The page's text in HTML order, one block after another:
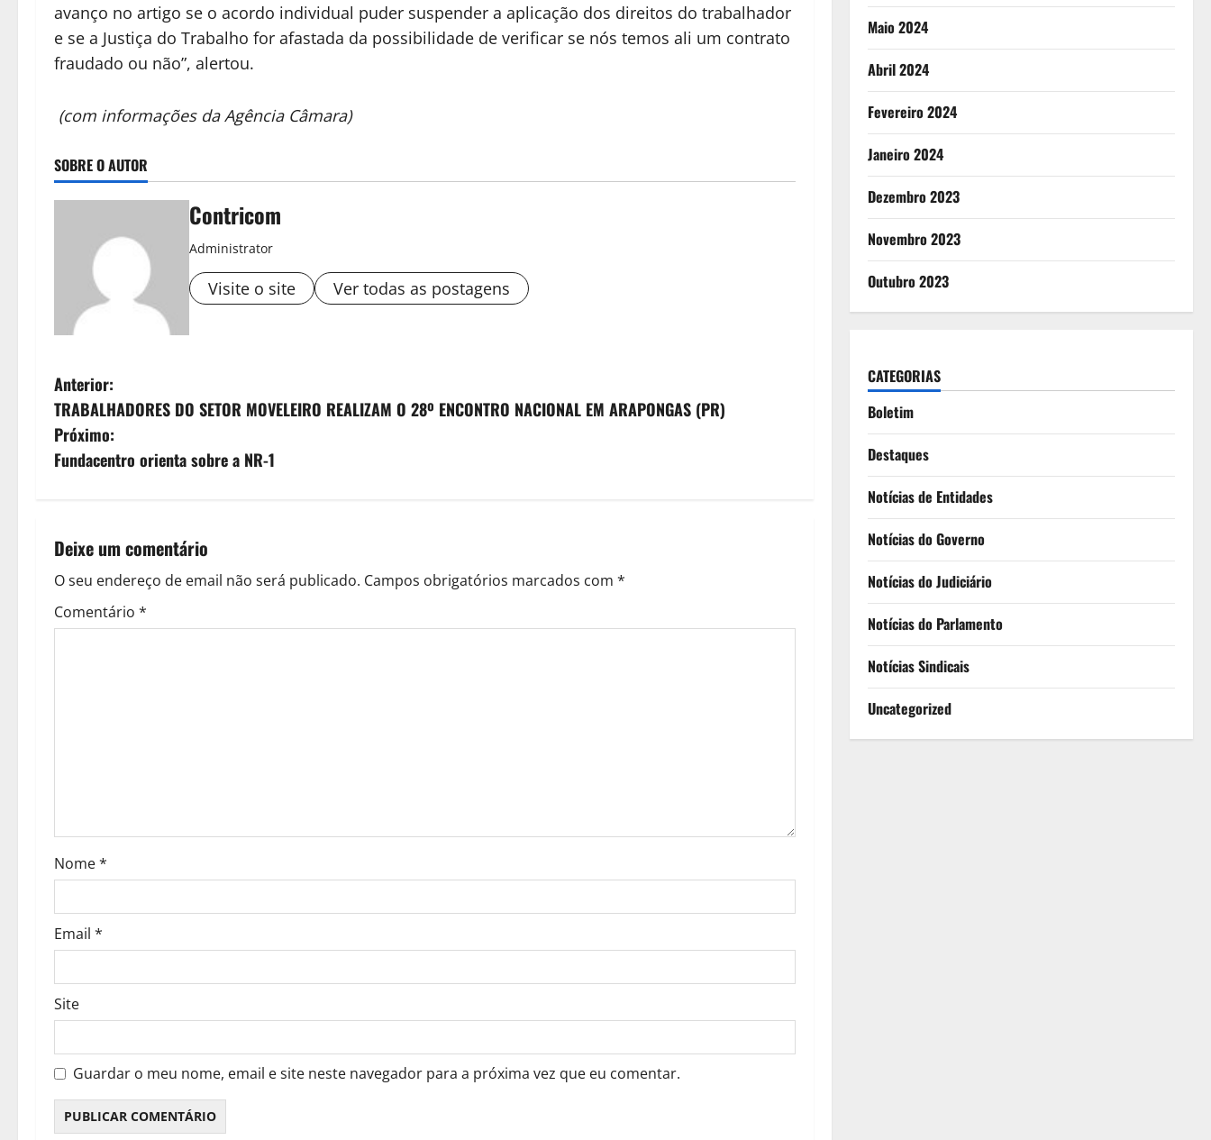
avanço no artigo se o acordo individual puder suspender a aplicação dos direitos do trabalhador
e se a Justiça do Trabalho for afastada da possibilidade de verificar se nós temos ali um contrato
fraudado ou não”, alertou.
(com informações da Agência Câmara)
SOBRE O AUTOR
Contricom
Administrator
Visite o site Ver todas as postagens
N
a
v
g
a
ç
r
t
i
g
o
s
Anterior:
TRABALHADORES DO SETOR MOVELEIRO REALIZAM O 28º ENCONTRO NACIONAL EM ARAPONGAS (PR)
Próximo:
Fundacentro orienta sobre a NR-1
Deixe um comentário
O seu endereço de email não será publicado. Campos obrigatórios marcados com *
Comentário *
Nome*
Email *
Site
Guardar o meu nome, email e site neste navegador para a próxima vez que eu comentar.
Maio 2024
Abril 2024
Fevereiro 2024
Janeiro 2024
Dezembro 2023
Novembro 2023
Outubro 2023
CATEGORIAS
Boletim
Destaques
Notícias de Entidades
Notícias do Governo
Notícias do Judiciário
Notícias do Parlamento
Notícias Sindicais
Uncategorized